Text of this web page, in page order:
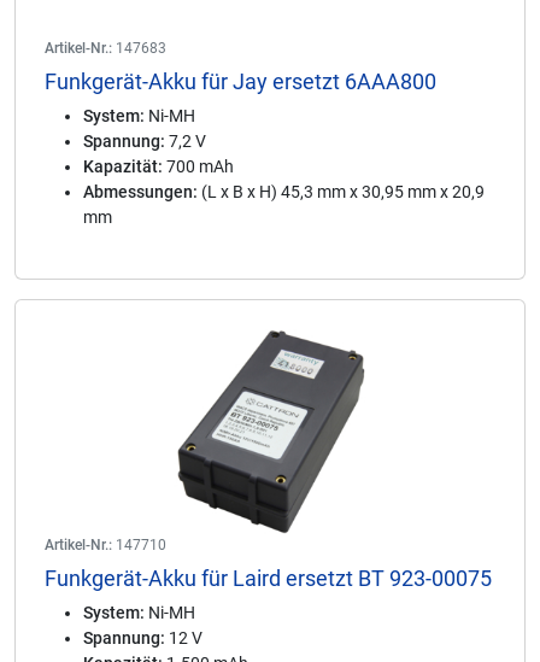
Artikel-Nr.: 147683
Funkgerät-Akku für Jay ersetzt 6AAA800
System: Ni-MH
Spannung: 7,2 V
Kapazität: 700 mAh
Abmessungen: (L x B x H) 45,3 mm x 30,95 mm x 20,9
mm
Artikel-Nr.: 147710
Funkgerät-Akku für Laird ersetzt BT 923-00075
System: Ni-MH
Spannung: 12 V